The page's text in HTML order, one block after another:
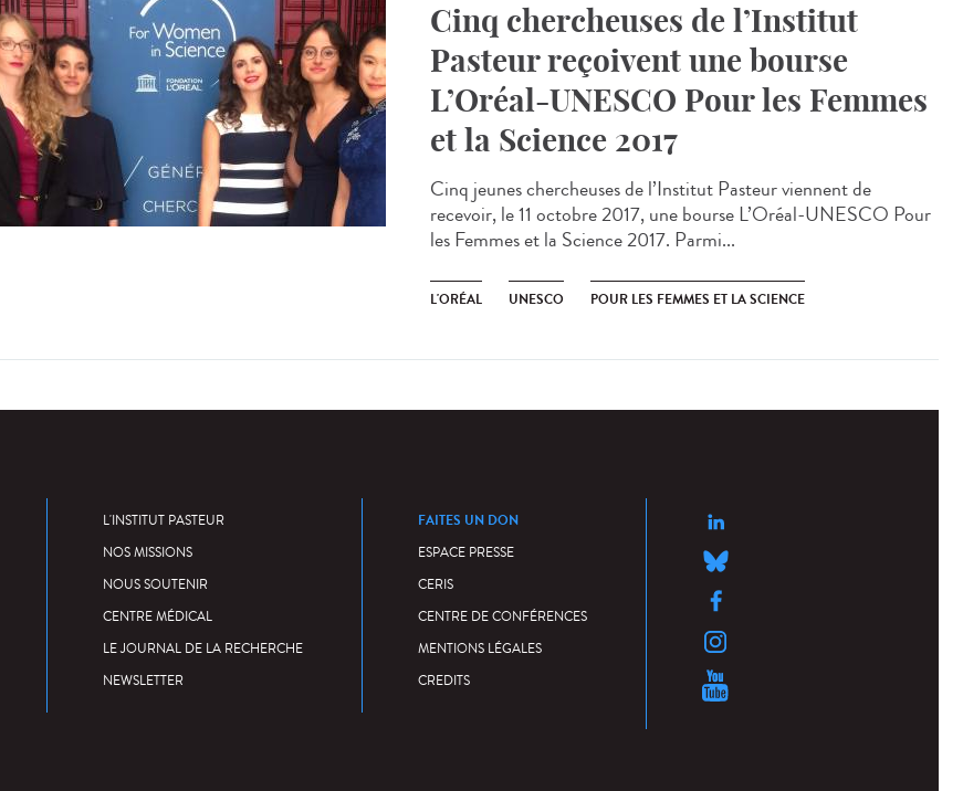
Cinq chercheuses de l’Institut
Pasteur reçoivent une bourse
L’Oréal-UNESCO Pour les Femmes
et la Science 2017
Cinq jeunes chercheuses de l’Institut Pasteur viennent de
recevoir, le 11 octobre 2017, une bourse L’Oréal-UNESCO Pour
les Femmes et la Science 2017. Parmi...
L'ORÉAL UNESCO POUR LES FEMMES ET LA SCIENCE
L'INSTITUT PASTEUR
NOS MISSIONS
NOUS SOUTENIR
CENTRE MÉDICAL
LE JOURNAL DE LA RECHERCHE
NEWSLETTER
FAITES UN DON
ESPACE PRESSE
CERIS
CENTRE DE CONFÉRENCES
MENTIONS LÉGALES
CREDITS